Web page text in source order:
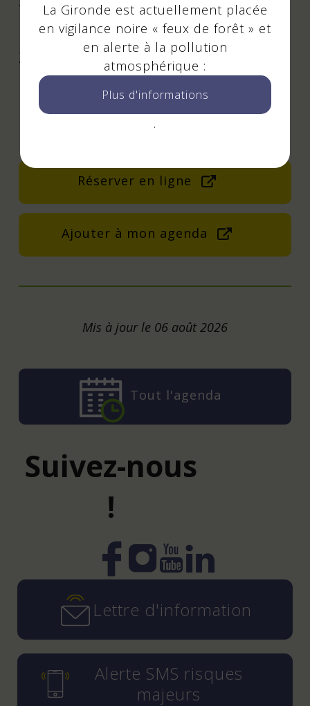
Tarif Plein : 26€ | Tarif Abonné.e : 23€
| Tarif Infidèle : 23€ | Tarif PMR/PSH :
23€ | Enfants de moins de 12 ans : 6€
| JAZZ'N'WORLD : 15€
Contact - Réservation
Réserver en ligne
Ajouter à mon agenda
Mis à jour le 06 août 2026
Tout l'agenda
Suivez-nous
!
Instagram
YouTube
LinkedIn
Lettre d'information
Alerte SMS risques
majeurs
La Gironde est actuellement placée
en vigilance noire « feux de forêt » et
en alerte à la pollution
atmosphérique :
Plus d'informations
.